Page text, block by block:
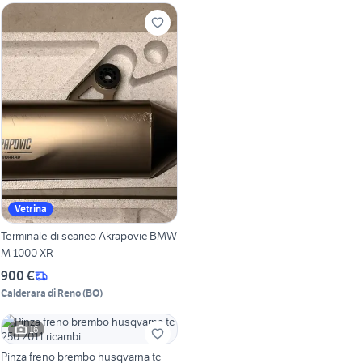
Vetrina
Terminale di scarico Akrapovic BMW
M 1000 XR
900 €
Calderara di Reno(BO)
16
Pinza freno brembo husqvarna tc